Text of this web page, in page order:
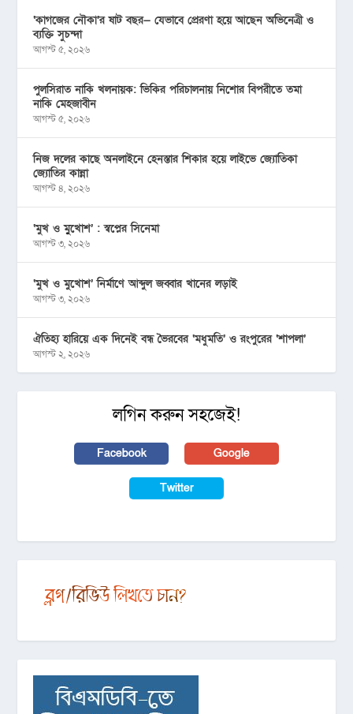
‘কাগজের নৌকা’র ষাট বছর— যেভাবে প্রেরণা হয়ে আছেন অভিনেত্রী ও
ব্যক্তি সুচন্দা
আগস্ট ৫, ২০২৬
পুলসিরাত নাকি খলনায়ক: ভিকির পরিচালনায় নিশোর বিপরীতে তমা
নাকি মেহজাবীন
আগস্ট ৫, ২০২৬
নিজ দলের কাছে অনলাইনে হেনস্তার শিকার হয়ে লাইভে জ্যোতিকা
জ্যোতির কান্না
আগস্ট ৪, ২০২৬
‘মুখ ও মু্খোশ’ : স্বপ্নের সিনেমা
আগস্ট ৩, ২০২৬
‘মুখ ও মুখোশ’ নির্মাণে আব্দুল জব্বার খানের লড়াই
আগস্ট ৩, ২০২৬
ঐতিহ্য হারিয়ে এক দিনেই বন্ধ ভৈরবের ‘মধুমতি’ ও রংপুরের ‘শাপলা’
আগস্ট ২, ২০২৬
লগিন করুন সহজেই!
Facebook Google
Twitter